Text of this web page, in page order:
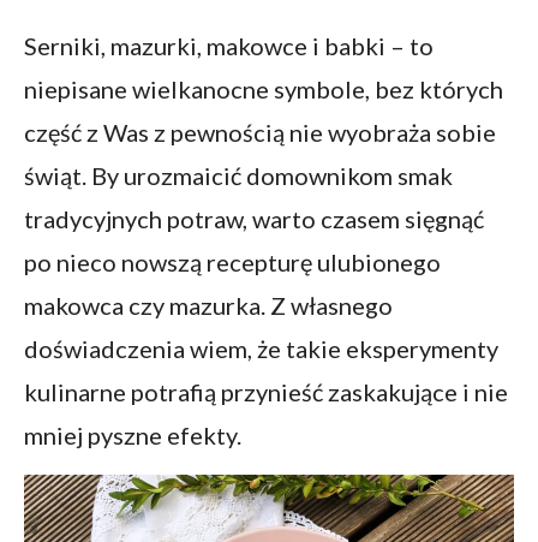
Serniki, mazurki, makowce i babki – to
niepisane wielkanocne symbole, bez których
część z Was z pewnością nie wyobraża sobie
świąt. By urozmaicić domownikom smak
tradycyjnych potraw, warto czasem sięgnąć
po nieco nowszą recepturę ulubionego
makowca czy mazurka. Z własnego
doświadczenia wiem, że takie eksperymenty
kulinarne potrafią przynieść zaskakujące i nie
mniej pyszne efekty.